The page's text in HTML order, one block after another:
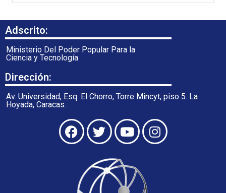
Adscrito:
Ministerio Del Poder Popular Para la
Ciencia y Tecnología
Dirección:
Av. Universidad, Esq. El Chorro, Torre Mincyt, piso 5. La
Hoyada, Caracas.